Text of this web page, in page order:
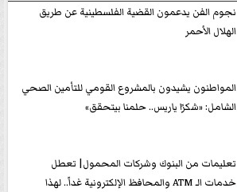
نجوم الفن يدعمون القضية الفلسطينية عن طريق
الهلال الأحمر
المواطنون يشيدون بالمشروع القومي للتأمين الصحي
الشامل: «شكرًا ياريس.. حلمنا بيتحقق»
تعليمات من البنوك وشركات المحمول| تعطل
خدمات الـ ATM والمحافظ الإلكترونية غداً.. لهذا